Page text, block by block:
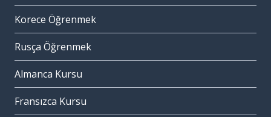
Korece Öğrenmek
Rusça Öğrenmek
Almanca Kursu
Fransızca Kursu